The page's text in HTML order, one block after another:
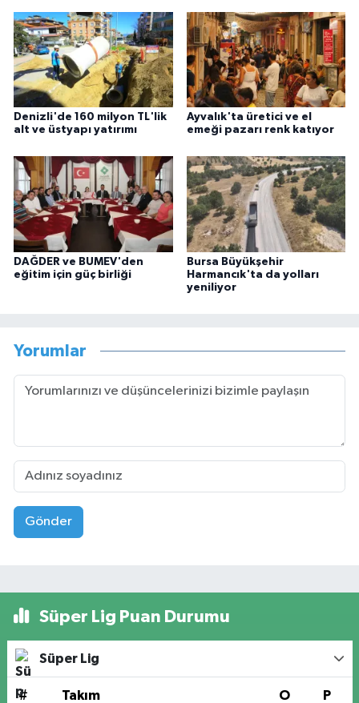
Denizli'de 160 milyon TL'lik
alt ve üstyapı yatırımı
Ayvalık'ta üretici ve el
emeği pazarı renk katıyor
DAĞDER ve BUMEV'den
eğitim için güç birliği
Bursa Büyükşehir
Harmancık'ta da yolları
yeniliyor
Yorumlar
Gönder
Süper Lig Puan Durumu
Süper Lig
# Takım O P